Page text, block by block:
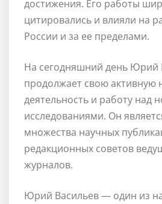
достижения. Его работы
цитировались и влияли на
России и за ее пределами.
На сегодняшний день Юрий
продолжает свою активную
деятельность и работу над
исследованиями. Он
множества научных
редакционных советов
журналов.
Юрий Васильев — один из